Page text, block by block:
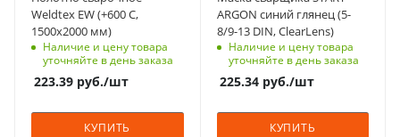
Цвет
бежевые
Габаритные размеры
(ШхВхГ), мм
1500x2000
Weldtex EW (+600 С,
1500x2000 мм)
Наличие и цену товара
уточняйте в день заказа
223.39 руб./шт
КУПИТЬ
синие
Рабочая температура,
⁰C
-5 - +55
Солнечная + 1
ARGON cиний глянец (5-
8/9-13 DIN, ClearLens)
Наличие и цену товара
уточняйте в день заказа
225.34руб./шт
КУПИТЬ